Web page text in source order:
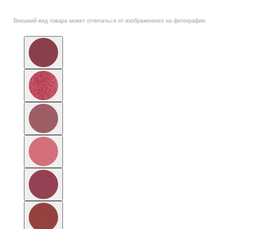
Внешний вид товара может отличаться от изображенного на фотографии.